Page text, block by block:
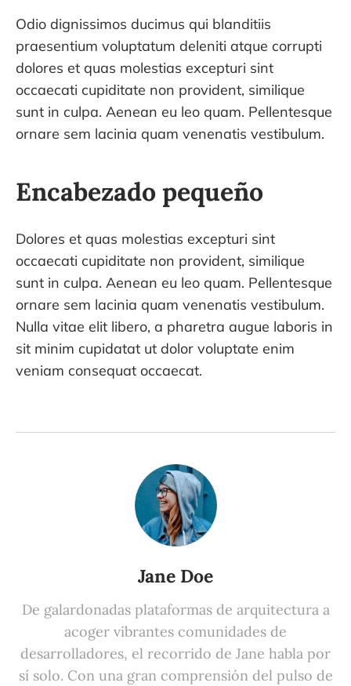
Odio dignissimos ducimus qui blanditiis
praesentium voluptatum deleniti atque corrupti
dolores et quas molestias excepturi sint
occaecati cupiditate non provident, similique
sunt in culpa. Aenean eu leo quam. Pellentesque
ornare sem lacinia quam venenatis vestibulum.
Encabezado pequeño
Dolores et quas molestias excepturi sint
occaecati cupiditate non provident, similique
sunt in culpa. Aenean eu leo quam. Pellentesque
ornare sem lacinia quam venenatis vestibulum.
Nulla vitae elit libero, a pharetra augue laboris in
sit minim cupidatat ut dolor voluptate enim
veniam consequat occaecat.
Jane Doe
De galardonadas plataformas de arquitectura a
acoger vibrantes comunidades de
desarrolladores, el recorrido de Jane habla por
sí solo. Con una gran comprensión del pulso de